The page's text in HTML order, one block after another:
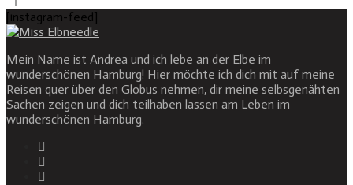
[instagram-feed]
Mein Name ist Andrea und ich lebe an der Elbe im
wunderschönen Hamburg! Hier möchte ich dich mit auf meine
Reisen quer über den Globus nehmen, dir meine selbsgenähten
Sachen zeigen und dich teilhaben lassen am Leben im
wunderschönen Hamburg.